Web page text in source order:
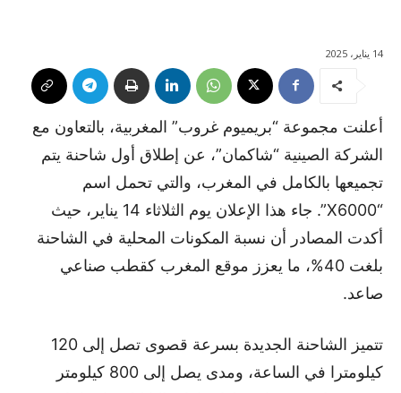
14 يناير، 2025
أعلنت مجموعة “بريميوم غروب” المغربية، بالتعاون مع
الشركة الصينية “شاكمان”، عن إطلاق أول شاحنة يتم
تجميعها بالكامل في المغرب، والتي تحمل اسم
“X6000”. جاء هذا الإعلان يوم الثلاثاء 14 يناير، حيث
أكدت المصادر أن نسبة المكونات المحلية في الشاحنة
بلغت 40%، ما يعزز موقع المغرب كقطب صناعي
صاعد.
تتميز الشاحنة الجديدة بسرعة قصوى تصل إلى 120
كيلومترا في الساعة، ومدى يصل إلى 800 كيلومتر